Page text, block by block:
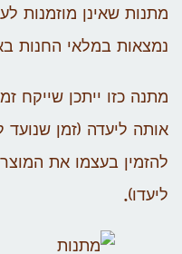
מתנות שאינן מוזמנות
נמצאות במלאי החנות
מתנה כזו ייתכן שייקח
אותה ליעדה (זמן
להזמין בעצמו את
ליעדו).